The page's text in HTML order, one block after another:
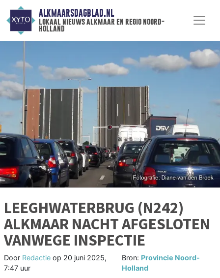
ALKMAARSDAGBLAD.NL
lokaal nieuws alkmaar en regio noord-
holland
LEEGHWATERBRUG (N242)
ALKMAAR NACHT AFGESLOTEN
VANWEGE INSPECTIE
Door Redactie op 20 juni 2025,
7:47 uur
Bron: Provincie Noord-
Holland